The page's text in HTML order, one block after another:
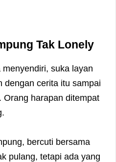
Tak Lonely
suka layan
dengan cerita itu sampai
Orang harapan ditempat
bercuti bersama
pulang, tetapi ada yang